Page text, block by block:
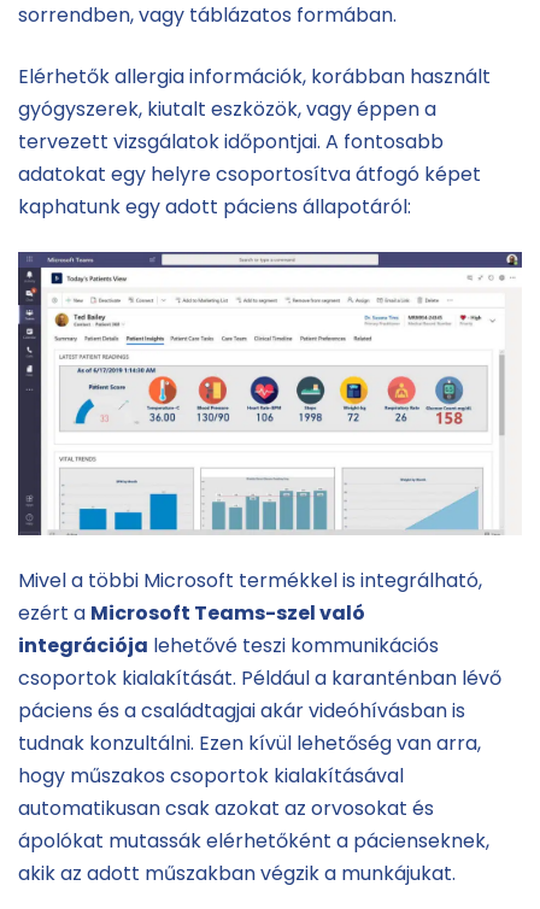
sorrendben, vagy táblázatos formában.
Elérhetők allergia információk, korábban használt
gyógyszerek, kiutalt eszközök, vagy éppen a
tervezett vizsgálatok időpontjai. A fontosabb
adatokat egy helyre csoportosítva átfogó képet
kaphatunk egy adott páciens állapotáról:
Mivel a többi Microsoft termékkel is integrálható,
ezért a Microsoft Teams-szel való
integrációja lehetővé teszi kommunikációs
csoportok kialakítását. Például a karanténban lévő
páciens és a családtagjai akár videóhívásban is
tudnak konzultálni. Ezen kívül lehetőség van arra,
hogy műszakos csoportok kialakításával
automatikusan csak azokat az orvosokat és
ápolókat mutassák elérhetőként a pácienseknek,
akik az adott műszakban végzik a munkájukat.